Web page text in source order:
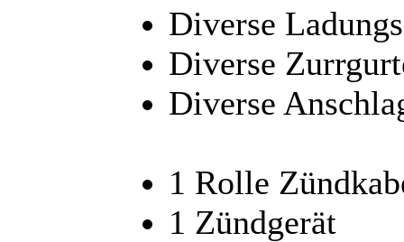
Diverse
Diverse
Diverse
1 Rolle
1 Zündgerät